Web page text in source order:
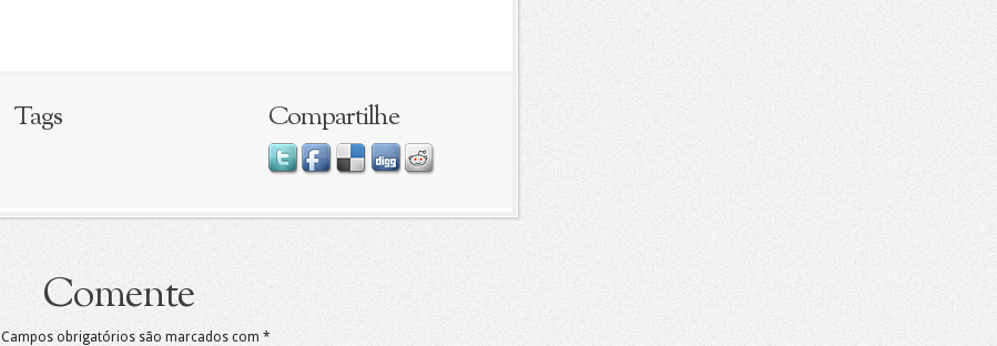
Tags Compartilhe
Comente
Campos obrigatórios são marcados com *